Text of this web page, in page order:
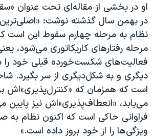
او در بخشی از مقاله‌ای تحت عنوان
در بهمن سال گذشته نوشت:‌
نظام به مرحله چهارم سقوط این‌ است
مرحله رفتارهای کاریکاتوری می‌شود،‌
فعالیت‌های شکست‌خورده قبلی خود را
دیگری و به شکل‌دیگری از سر بگیرد.
است که همزمان که «کنترل‌پذیری»اش
می‌یابد، «انعطاف‌پذیری»‌اش نیز پایین
فراوانی حاکی است که اکنون نظام به
ویژگی‌ها را از خود بروز داده است.»